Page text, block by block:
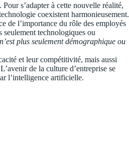
s’adapter à cette nouvelle réalité,
coexistent harmonieusement.
de l’importance du rôle des employés
technologiques ou
plus seulement démographique ou
et leur compétitivité, mais aussi
de la culture d’entreprise se
l’intelligence artificielle.